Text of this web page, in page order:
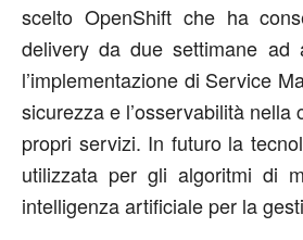
scelto OpenShift che ha
delivery da due settimane ad
l’implementazione di Service
sicurezza e l’osservabilità nella
propri servizi. In futuro la
utilizzata per gli algoritmi di
intelligenza artificiale per la